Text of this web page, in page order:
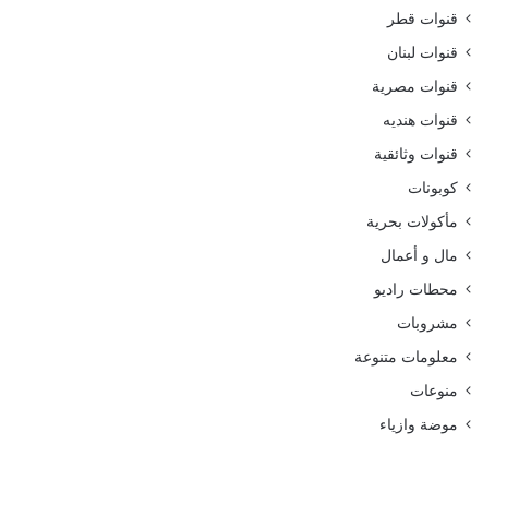
قنوات قطر
قنوات لبنان
قنوات مصرية
قنوات هنديه
قنوات وثائقية
كوبونات
مأكولات بحرية
مال و أعمال
محطات راديو
مشروبات
معلومات متنوعة
منوعات
موضة وازياء